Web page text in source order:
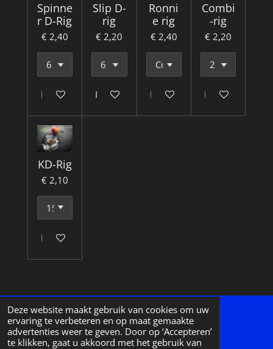
Deze website maakt gebruik van cookies om uw
ervaring te verbeteren en op maat gemaakte
advertenties weer te geven. Door op ‘Accepteren’
te klikken, gaat u akkoord met het gebruik van
Spinne
r D-Rig
€ 2,40
In winkelwagen
Slip D-
rig
€ 2,20
In winkelwagen
Ronni
e rig
€ 2,40
In winkelwagen
Combi
-rig
€ 2,20
In winkelwagen
KD-Rig
€ 2,10
In winkelwagen
BE0890.795.540